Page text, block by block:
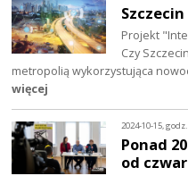
Projekt
Czy
metropolią wykorzystująca
więcej
2024-10-15,
Ponad
od